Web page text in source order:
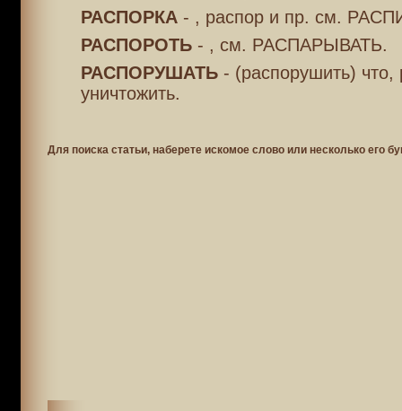
РАСПОРКА- , распор и пр. см.
РАСПОРОТЬ- , см. РАСПАРЫВАТЬ.
РАСПОРУШАТЬ- (распорушить) что,
уничтожить.
Для поиска статьи, наберете искомое слово или несколько его